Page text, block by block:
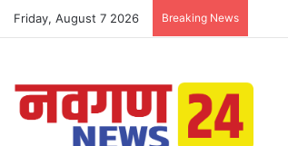
Friday, August 7 2026 Breaking News